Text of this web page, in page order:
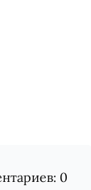
0